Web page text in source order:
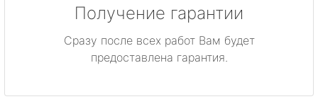
Получение гарантии
Сразу после всех работ Вам будет
предоставлена гарантия.